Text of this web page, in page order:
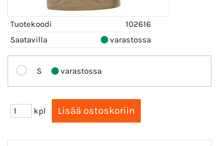
Tuotekoodi
102616
Saatavilla
varastossa
S varastossa
kpl